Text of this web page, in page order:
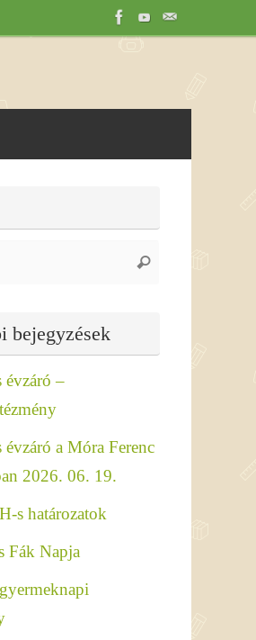
Keresés
bejegyzések
évzáró –
évzáró a Móra Ferenc
2026. 06. 19.
s határozatok
Fák Napja